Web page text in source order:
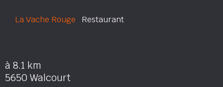
La Vache Rouge Restaurant
à 8.1 km
5650 Walcourt